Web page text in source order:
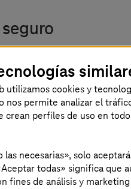
iniciado la
eran más
general deT-Systemsy
si las aplicaciones se
es una
utilizamos cookies y
nos permite analizar el
crean perfiles de uso en
las necesarias», solo
todas» significa que
fines de análisis y